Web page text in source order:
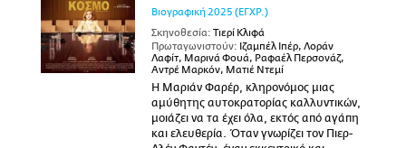
Βιογραφική 2025 (ΕΓΧΡ.)
Σκηνοθεσία: Τιερί Κλιφά
Πρωταγωνιστούν: Ιζαμπέλ Ιπέρ, Λοράν
Λαφίτ, Μαρινά Φουά, Ραφαέλ Περσονάζ,
Αντρέ Μαρκόν, Ματιέ Ντεμί
Η Μαριάν Φαρέρ, κληρονόμος μιας
αμύθητης αυτοκρατορίας καλλυντικών,
μοιάζει να τα έχει όλα, εκτός από αγάπη
και ελευθερία. Όταν γνωρίζει τον Πιερ-